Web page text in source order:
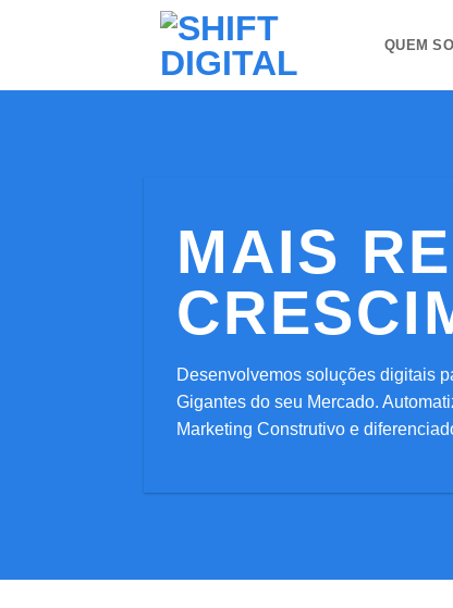
QUEM
MAIS
Desenvolvemos soluções digitais
Gigantes do seu Mercado.
Marketing Construtivo e